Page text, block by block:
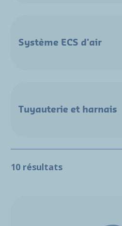
Système ECS d'air
Tuyauterie et harnais
10 résultats